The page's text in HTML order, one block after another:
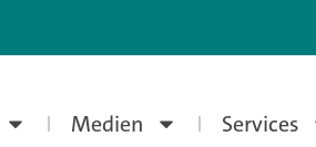
Medien Services